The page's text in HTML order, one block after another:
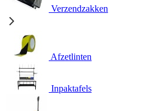
Verzendzakken
Afzetlinten
Inpaktafels